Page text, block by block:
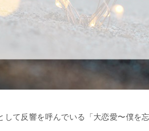
して反響を呼んでいる「大恋愛〜僕を